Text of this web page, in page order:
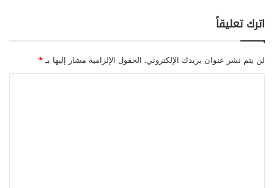
اترك تعليقاً
لن يتم نشر عنوان بريدك الإلكتروني. الحقول الإلزامية مشار إليها بـ*